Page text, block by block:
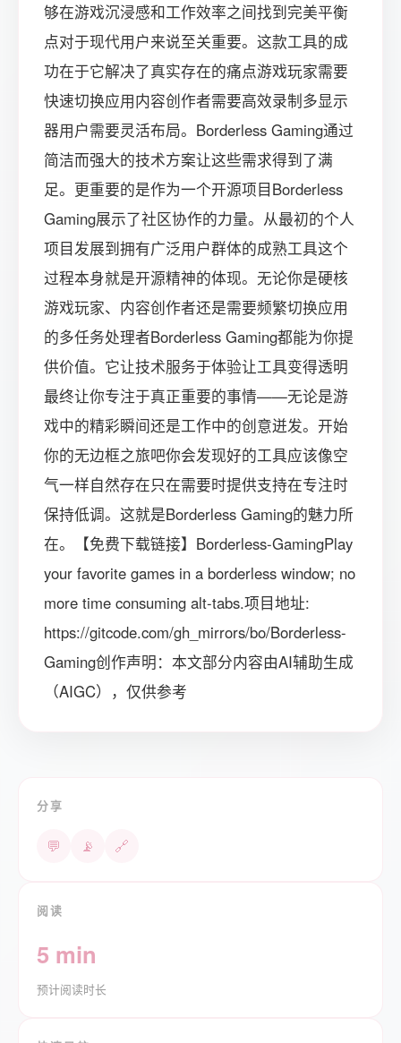
够在游戏沉浸感和工作效率之间找到完美平衡
点对于现代用户来说至关重要。这款工具的成
功在于它解决了真实存在的痛点游戏玩家需要
快速切换应用内容创作者需要高效录制多显示
器用户需要灵活布局。Borderless Gaming通过
简洁而强大的技术方案让这些需求得到了满
足。更重要的是作为一个开源项目Borderless
Gaming展示了社区协作的力量。从最初的个人
项目发展到拥有广泛用户群体的成熟工具这个
过程本身就是开源精神的体现。无论你是硬核
游戏玩家、内容创作者还是需要频繁切换应用
的多任务处理者Borderless Gaming都能为你提
供价值。它让技术服务于体验让工具变得透明
最终让你专注于真正重要的事情——无论是游
戏中的精彩瞬间还是工作中的创意迸发。开始
你的无边框之旅吧你会发现好的工具应该像空
气一样自然存在只在需要时提供支持在专注时
保持低调。这就是Borderless Gaming的魅力所
在。【免费下载链接】Borderless-GamingPlay
your favorite games in a borderless window; no
more time consuming alt-tabs.项目地址:
https://gitcode.com/gh_mirrors/bo/Borderless-
Gaming创作声明：本文部分内容由AI辅助生成
（AIGC），仅供参考
分享
💬 📡 🔗
阅读
5 min
预计阅读时长